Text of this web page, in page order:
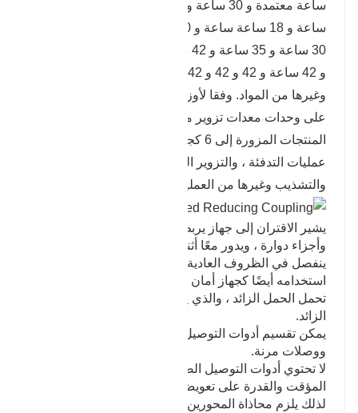
وغيرها من المواد. وفقا لأوزان مختلفة ، يمكن تزويرها
على وحدات معدات تزوير مختلفة. يمكن أن يصل وزن
عمليات التدفئة ، والتزوير المسبق ، والتشكيل ،
والتشذيب وغيرها من العمليات.
يشير الاقتران إلى جهاز يربط بين عمودين أو أعمدة
وأجزاء دوارة ، ويدور معًا أثناء نقل الحركة والطاقة ، ولا
ينفصل في الظروف العادية. في بعض الأحيان يتم
استخدامه أيضًا كجهاز أمان لمنع الأجزاء المتصلة من
تحمل الحمل الزائد ، والذي يلعب دور الحماية من الحمل
الزائد.
يمكن تقسيم أدوات التوصيل إلى أدوات توصيل صلبة
ووصلات مرنة.
لا تحتوي أدوات التوصيل الصلبة على خاصية التخزين
المؤقت والقدرة على تعويض الإزاحة النسبية لمحورين ،
لذلك يلزم محاذاة المحورين بشكل صارم. ومع ذلك ، فإن